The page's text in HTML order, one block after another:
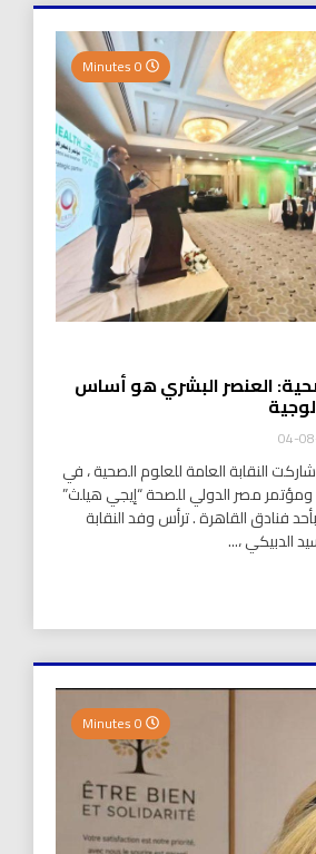
العنصر البشري هو أساس
النقابة العامة للعلوم الصحية ، في
مصر الدولي للصحة “إيجي هيلث”
فنادق القاهرة . ترأس وفد النقابة
الدبيكي ،...